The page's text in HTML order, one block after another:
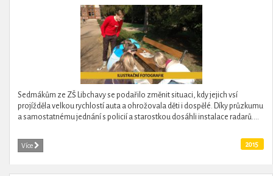
Sedmákům ze ZŠ Libchavy se podařilo změnit situaci, kdy jejich vsí
projížděla velkou rychlostí auta a ohrožovala děti i dospělé. Díky průzkumu
a samostatnému jednání s policií a starostkou dosáhli instalace radarů....
Více 2015